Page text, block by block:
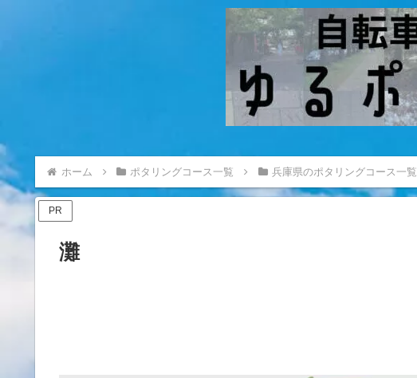
ホーム ポタリングコース一覧 兵庫県のポタリングコース一覧
PR
灘